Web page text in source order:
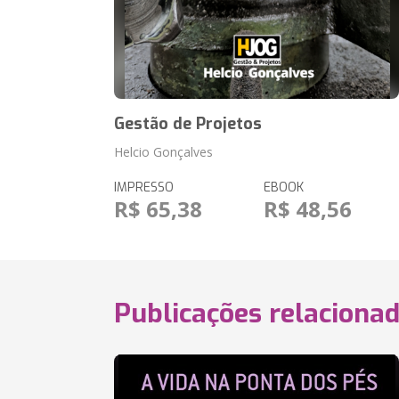
Gestão de Projetos
Helcio Gonçalves
IMPRESSO
R$ 65,38
EBOOK
R$ 48,56
Publicações